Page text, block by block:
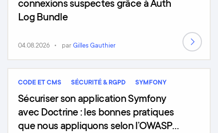
connexions suspectes grâce à Auth
Log Bundle
04.08.2026 par Gilles Gauthier
CODE ET CMS SÉCURITÉ & RGPD SYMFONY
Sécuriser son application Symfony
avec Doctrine : les bonnes pratiques
que nous appliquons selon l’OWASP